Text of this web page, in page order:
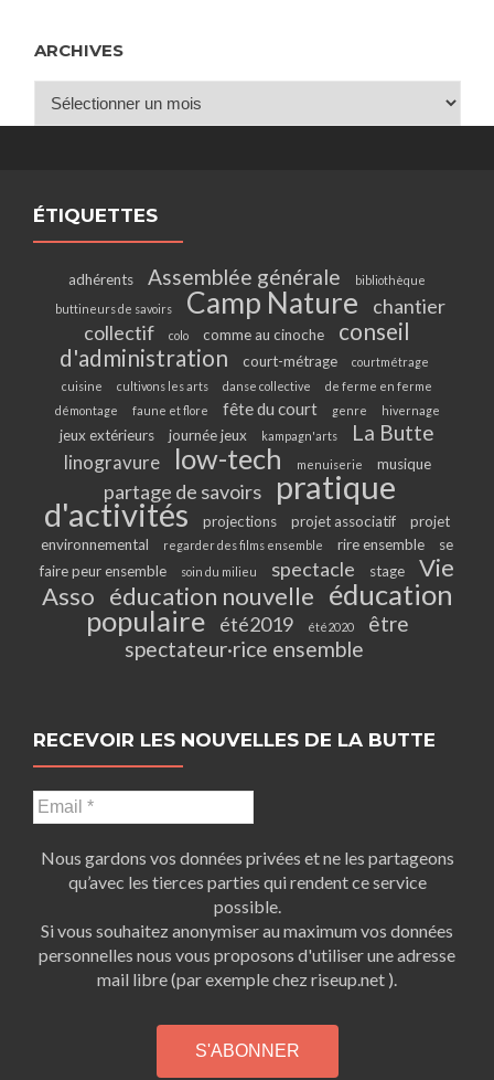
ARCHIVES
ÉTIQUETTES
adhérents Assemblée générale
bibliothèque
buttineurs de savoirs
Camp Nature
chantier
collectif
colo comme au cinoche
conseil
d'administration
court-métrage
courtmétrage
cuisine
cultivons les arts danse collective
de ferme en ferme
démontage
faune et flore fête du court genre hivernage
jeux extérieurs journée jeux kampagn'arts La Butte
linogravure low-tech menuiserie musique
partage de savoirs pratique
d'activités projections projet associatif
projet
environnemental
regarder des films ensemble rire ensemble
se
faire peur ensemble
soin du milieu spectacle stage
Vie
Asso éducation nouvelle éducation
populaire
été2019 été2020
être
spectateur·rice ensemble
RECEVOIR LES NOUVELLES DE LA BUTTE
Nous gardons vos données privées et ne les partageons
qu’avec les tierces parties qui rendent ce service
possible.
Si vous souhaitez anonymiser au maximum vos données
personnelles nous vous proposons d'utiliser une adresse
mail libre (par exemple chez riseup.net ).